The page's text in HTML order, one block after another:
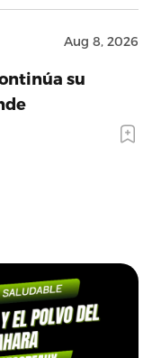
Aug 8, 2026
su